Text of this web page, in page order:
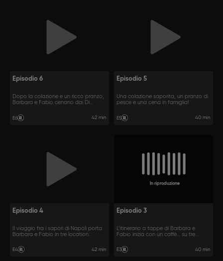
Episodio 6
Dopo la colazione e un ricco pranzo,
Barbara e Fabio cenano dai Di
E6 42 min
Episodio 5
Una colazione saporita, un pranzo di
pesce e una cena in famiglia!
E5 40 min
Episodio 4
Il viaggio fra i sapori di Napoli porta
Barbara e Fabio in tre location.
E4 42 min
In riproduzione
Episodio 3
L’itinerario a tappe di Barbara e
Fabio inizia con un caffè… su tre
E3 40 min